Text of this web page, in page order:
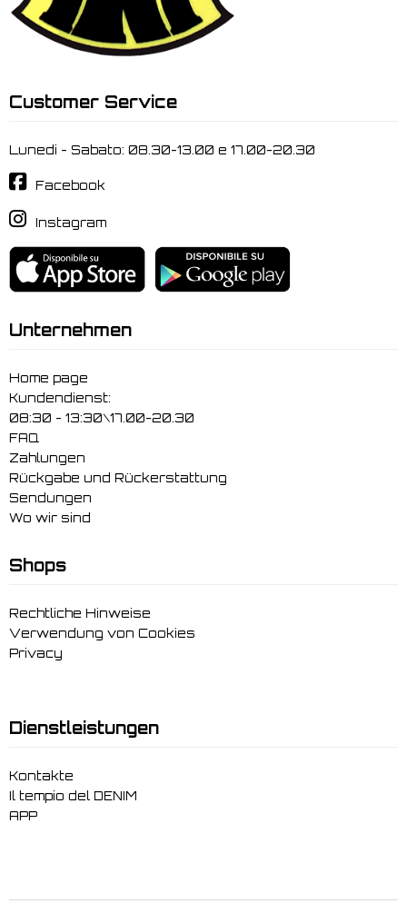
Customer Service
Lunedi - Sabato: 08.30-13.00 e 17.00-20.30
Facebook
Instagram
Unternehmen
Home page
Kundendienst:
08:30 - 13:30\17.00-20.30
FAQ
Zahlungen
Rückgabe und Rückerstattung
Sendungen
Wo wir sind
Shops
Rechtliche Hinweise
Verwendung von Cookies
Privacy
Dienstleistungen
Kontakte
Il tempio del DENIM
APP